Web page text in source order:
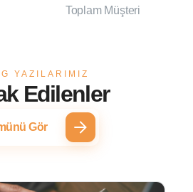
Toplam Müşteri
YAZILARIMIZ
Edilenler
Gör